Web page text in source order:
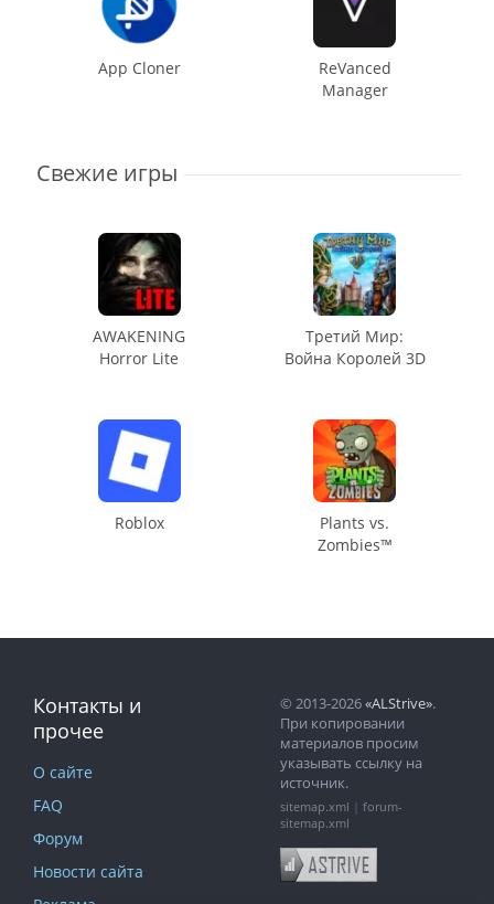
App Cloner
ReVanced
Manager
Свежие игры
AWAKENING
Horror Lite
Третий Мир:
Война Королей 3D
Roblox
Plants vs.
Zombies™
Контакты и
прочее
О сайте
FAQ
Форум
Новости сайта
© 2013-2026«ALStrive».
При копировании
материалов просим
указывать ссылку на
источник.
sitemap.xml
forum-
sitemap.xml